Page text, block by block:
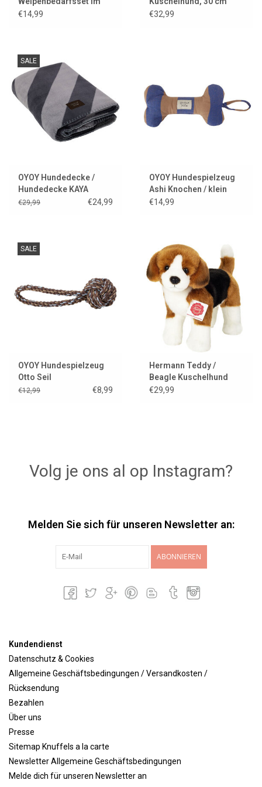
Metallkoffer
€14,99
€32,99
SALE
OYOY Hundedecke /
Hundedecke KAYA
€29,99 €24,99
OYOY Hundespielzeug
Ashi Knochen / klein
€14,99
SALE
OYOY Hundespielzeug
Otto Seil
€12,99 €8,99
Hermann Teddy /
Beagle Kuschelhund
€29,99
Volg je ons al op Instagram?
Melden Sie sich für unseren Newsletter an:
ABONNIEREN
Kundendienst
Datenschutz & Cookies
Allgemeine Geschäftsbedingungen / Versandkosten /
Rücksendung
Bezahlen
Über uns
Presse
Sitemap Knuffels a la carte
Newsletter Allgemeine Geschäftsbedingungen
Melde dich für unseren Newsletter an